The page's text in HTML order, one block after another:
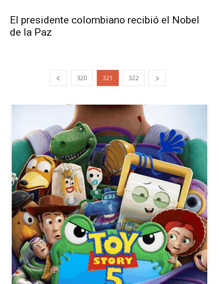
El presidente colombiano recibió el Nobel
de la Paz
320 321 322